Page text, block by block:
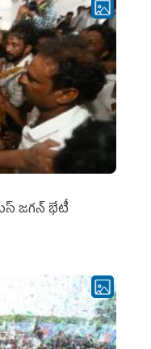
జగన్ భేటీ